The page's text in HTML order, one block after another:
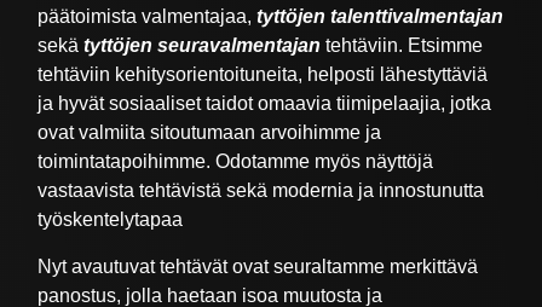
päätoimista valmentajaa,tyttöjen talenttivalmentajan
sekä tyttöjen seuravalmentajantehtäviin. Etsimme
tehtäviin kehitysorientoituneita, helposti lähestyttäviä
ja hyvät sosiaaliset taidot omaavia tiimipelaajia, jotka
ovat valmiita sitoutumaan arvoihimme ja
toimintatapoihimme. Odotamme myös näyttöjä
vastaavista tehtävistä sekä modernia ja innostunutta
työskentelytapaa
Nyt avautuvat tehtävät ovat seuraltamme merkittävä
panostus, jolla haetaan isoa muutosta ja